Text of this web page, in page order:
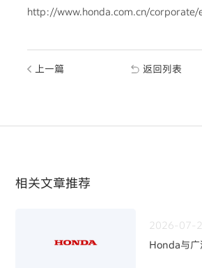
http://www.honda.com.cn/corporate/
上一篇 返回列表
相关文章推荐
2026-07-
Honda与广